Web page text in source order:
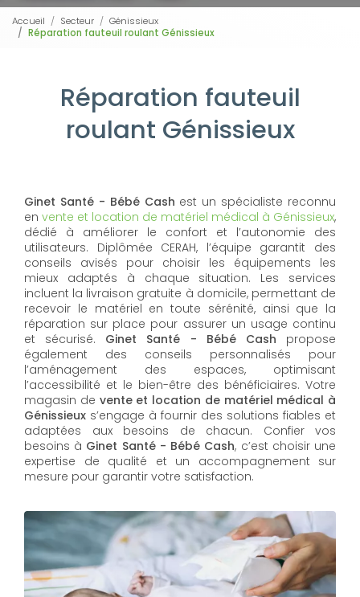
Accueil Secteur
Génissieux
Réparation fauteuil roulant Génissieux
Réparation fauteuil
roulant Génissieux
Ginet Santé - Bébé Cash est un spécialiste reconnu
en vente et location de matériel médical à Génissieux,
dédié à améliorer le confort et l’autonomie des
utilisateurs. Diplômée CERAH, l’équipe garantit des
conseils avisés pour choisir les équipements les
mieux adaptés à chaque situation. Les services
incluent la livraison gratuite à domicile, permettant de
recevoir le matériel en toute sérénité, ainsi que la
réparation sur place pour assurer un usage continu
et sécurisé. Ginet Santé - Bébé Cash propose
également des conseils personnalisés pour
l’aménagement des espaces, optimisant
l’accessibilité et le bien-être des bénéficiaires. Votre
magasin de vente et location de matériel médical à
Génissieux s’engage à fournir des solutions fiables et
adaptées aux besoins de chacun. Confier vos
besoins à Ginet Santé - Bébé Cash, c’est choisir une
expertise de qualité et un accompagnement sur
mesure pour garantir votre satisfaction.